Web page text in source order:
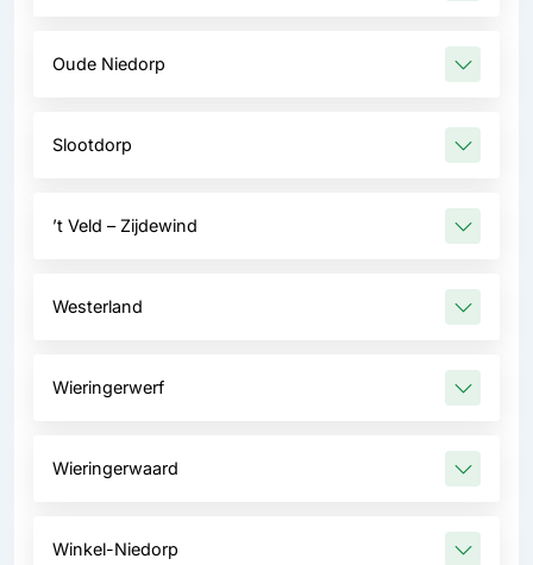
Oude Niedorp
Slootdorp
’t Veld – Zijdewind
Westerland
Wieringerwerf
Wieringerwaard
Winkel-Niedorp